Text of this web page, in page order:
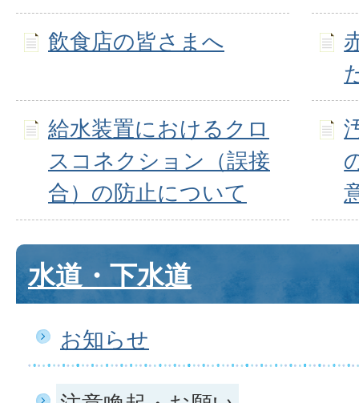
飲食店の皆さまへ
給水装置におけるクロ
スコネクション（誤接
合）の防止について
水道・下水道
お知らせ